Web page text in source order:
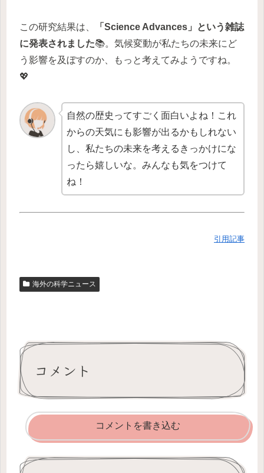
この研究結果は、
「Science Advances」という雑誌
に発表されました📚。気候変動が私たちの未来にど
う影響を及ぼすのか、もっと考えてみようですね。
💖
自然の歴史ってすごく面白いよね！これ
からの天気にも影響が出るかもしれない
し、私たちの未来を考えるきっかけにな
ったら嬉しいな。みんなも気をつけて
ね！
引用記事
海外の科学ニュース
コメント
コメントを書き込む